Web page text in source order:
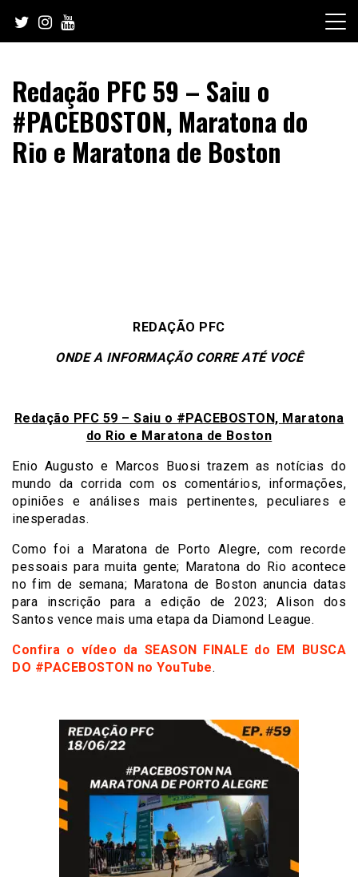
content
Redação PFC 59 – Saiu o
#PACEBOSTON, Maratona do
Rio e Maratona de Boston
REDAÇÃO PFC
ONDE A INFORMAÇÃO CORRE ATÉ VOCÊ
Redação PFC 59 – Saiu o #PACEBOSTON, Maratona
do Rio e Maratona de Boston
Enio Augusto e Marcos Buosi trazem as notícias do
mundo da corrida com os comentários, informações,
opiniões e análises mais pertinentes, peculiares e
inesperadas.
Como foi a Maratona de Porto Alegre, com recorde
pessoais para muita gente; Maratona do Rio acontece
no fim de semana; Maratona de Boston anuncia datas
para inscrição para a edição de 2023; Alison dos
Santos vence mais uma etapa da Diamond League.
Confira o vídeo da SEASON FINALE do EM BUSCA
DO #PACEBOSTON no YouTube.